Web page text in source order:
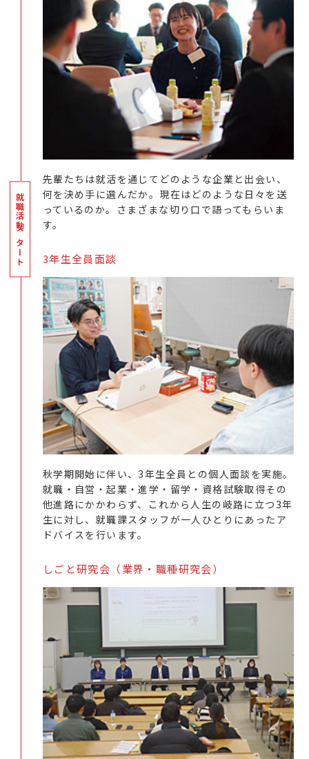
先輩たちは就活を通じてどのような企業と出会い、
何を決め手に選んだか。現在はどのような日々を送
っているのか。さまざまな切り口で語ってもらいま
す。
3年生全員面談
秋学期開始に伴い、3年生全員との個人面談を実施。
就職・自営・起業・進学・留学・資格試験取得その
他進路にかかわらず、これから人生の岐路に立つ3年
生に対し、就職課スタッフが一人ひとりにあったア
ドバイスを行います。
しごと研究会（業界・職種研究会）